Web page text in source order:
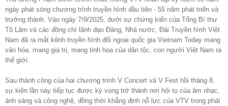
ngày phát sóng chương trình truyền hình đầu tiên - 55 năm phát triển và
trưởng thành. Vào ngày 7/9/2025, dưới sự chứng kiến của Tổng Bí thư
Tô Lâm và các đồng chí lãnh đạo Đảng, Nhà nước, Đài Truyền hình Việt
Nam đã ra mắt kênh truyền hình đối ngoại quốc gia Vietnam Today mang
văn hóa, mang giá trị, mang tinh hoa của dân tộc, con người Việt Nam ra
thế giới.
Sau thành công của hai chương trình V Concert và V Fest hồi tháng 8,
sự kiện lần này tiếp tục được kỳ vọng trở thành nơi hội tụ của âm nhạc,
ánh sáng và công nghệ, đồng thời khẳng định nỗ lực của VTV trong phát